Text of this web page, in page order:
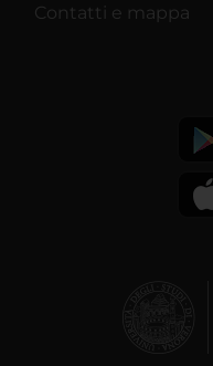
Contatti e mappa